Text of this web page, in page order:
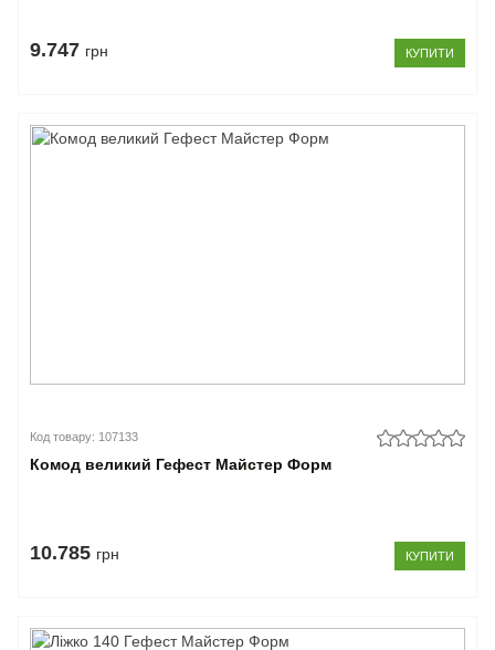
9.747 грн КУПИТИ
Код товару: 107133
Комод великий Гефест Майстер Форм
10.785 грн КУПИТИ